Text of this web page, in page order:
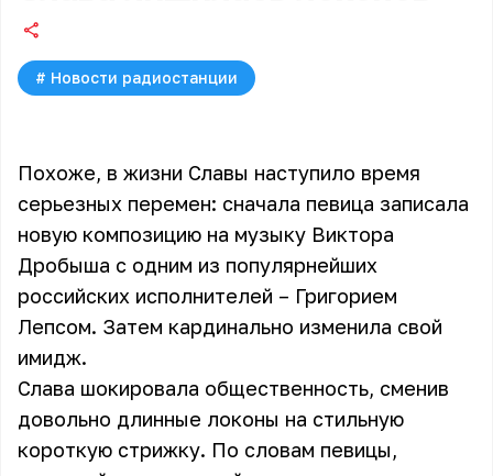
# Новости радиостанции
Похоже, в жизни Славы наступило время
серьезных перемен: сначала певица записала
новую композицию на музыку Виктора
Дробыша с одним из популярнейших
российских исполнителей – Григорием
Лепсом. Затем кардинально изменила свой
имидж.
Слава шокировала общественность, сменив
довольно длинные локоны на стильную
короткую стрижку. По словам певицы,